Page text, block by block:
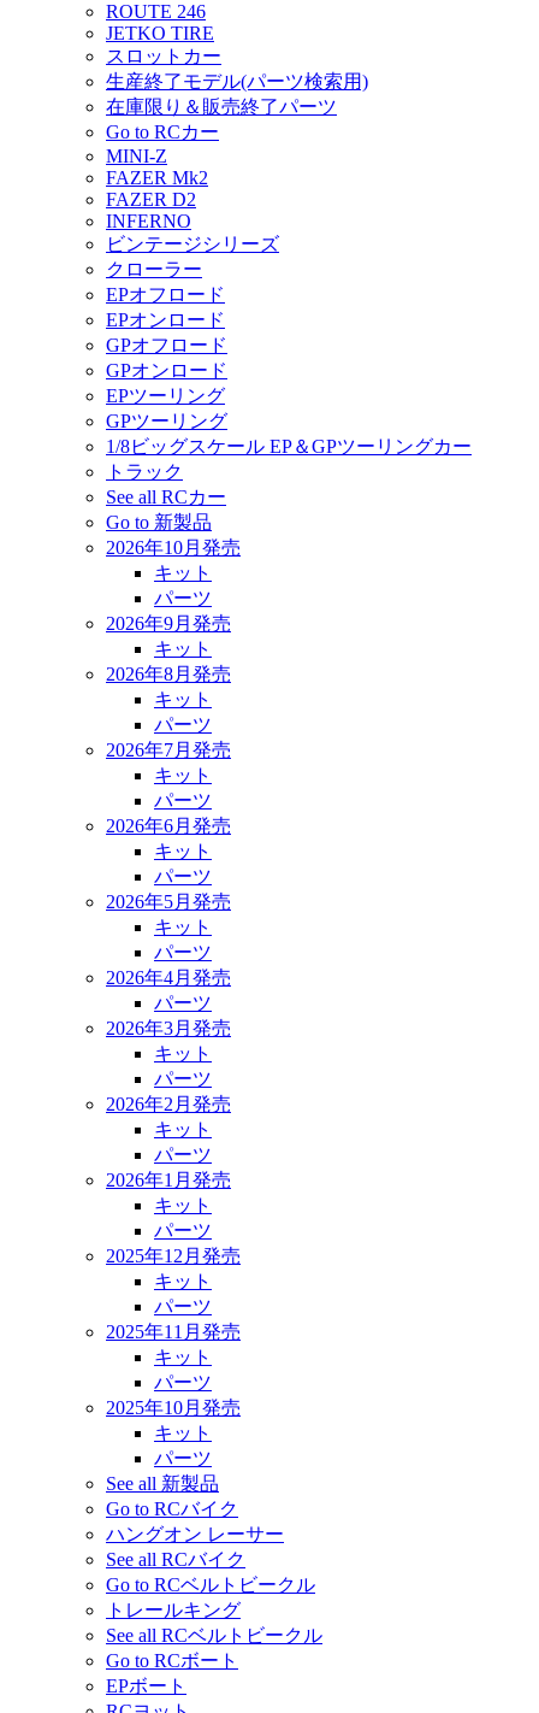
ROUTE 246
JETKO TIRE
スロットカー
生産終了モデル(パーツ検索用)
在庫限り＆販売終了パーツ
Go to RCカー
MINI-Z
FAZER Mk2
FAZER D2
INFERNO
ビンテージシリーズ
クローラー
EPオフロード
EPオンロード
GPオフロード
GPオンロード
EPツーリング
GPツーリング
1/8ビッグスケール EP＆GPツーリングカー
トラック
See all RCカー
Go to 新製品
2026年10月発売
キット
パーツ
2026年9月発売
キット
2026年8月発売
キット
パーツ
2026年7月発売
キット
パーツ
2026年6月発売
キット
パーツ
2026年5月発売
キット
パーツ
2026年4月発売
パーツ
2026年3月発売
キット
パーツ
2026年2月発売
キット
パーツ
2026年1月発売
キット
パーツ
2025年12月発売
キット
パーツ
2025年11月発売
キット
パーツ
2025年10月発売
キット
パーツ
See all 新製品
Go to RCバイク
ハングオン レーサー
See all RCバイク
Go to RCベルトビークル
トレールキング
See all RCベルトビークル
Go to RCボート
EPボート